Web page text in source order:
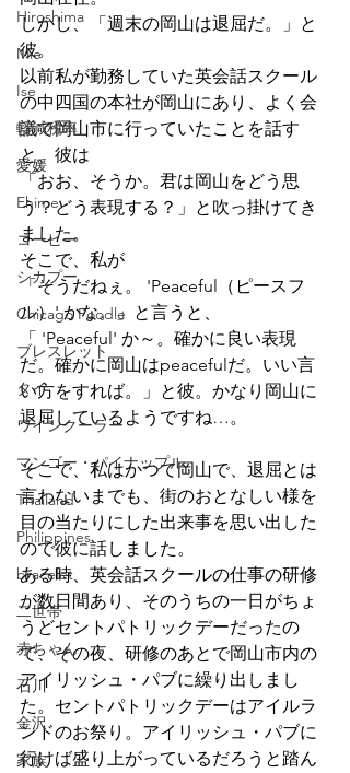
Hiroshima
Mie
Ise
軽減税率
愛媛
Ehime
コーヒー
シカプー
Chicago Poodle
ブレスレット
タイ
ワインクーラー
マンゴー・パイナップル
Thailand
Philippines
bracelet
二世帯
赤ちゃん
石川
金沢
家族
しかし、「週末の岡山は退屈だ。」と
彼。
以前私が勤務していた英会話スクール
の中四国の本社が岡山にあり、よく会
議で岡山市に行っていたことを話す
と、彼は
「おお、そうか。君は岡山をどう思
う？どう表現する？」と吹っ掛けてき
ました。
そこで、私が
「そうだねぇ。 'Peaceful（ピースフ
ル）' かな。」と言うと、
「 'Peaceful' か～。確かに良い表現
だ。確かに岡山はpeacefulだ。いい言
い方をすれば。」と彼。かなり岡山に
退屈しているようですね…。
そこで、私はかつて岡山で、退屈とは
言わないまでも、街のおとなしい様を
目の当たりにした出来事を思い出した
ので彼に話しました。
ある時、英会話スクールの仕事の研修
が数日間あり、そのうちの一日がちょ
うどセントパトリックデーだったの
で、その夜、研修のあとで岡山市内の
アイリッシュ・パブに繰り出しまし
た。セントパトリックデーはアイルラ
ンドのお祭り。アイリッシュ・パブに
行けば盛り上がっているだろうと踏ん